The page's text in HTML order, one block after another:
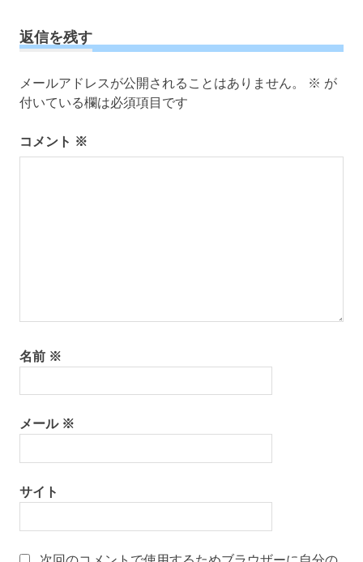
ビ
ゲ
ー
シ
ン
事:
返信を残す
メールアドレスが公開されることはありません。 ※ が
付いている欄は必須項目です
コメント ※
名前 ※
メール ※
サイト